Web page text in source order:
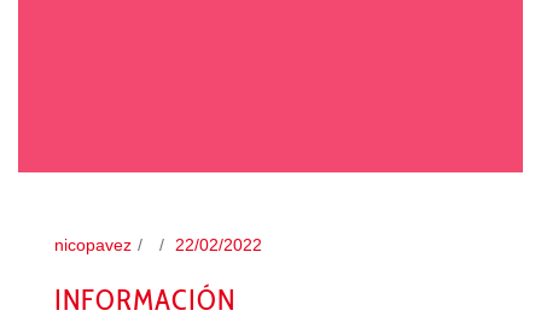
nicopavez 22/02/2022
INFORMACIÓN